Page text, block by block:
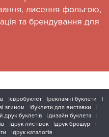
лисення фольгою,
та брендування для
євробуклет
рекламні буклети
згином
буклети для виставки
друк буклетів
дизайн буклета
друк листівок
друк брошур
друк каталогів